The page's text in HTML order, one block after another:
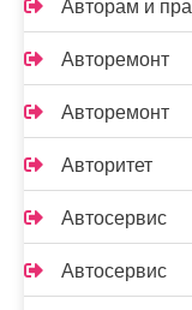
Авторам и
Авторемонт
Авторемонт
Авторитет
Автосервис
Автосервис